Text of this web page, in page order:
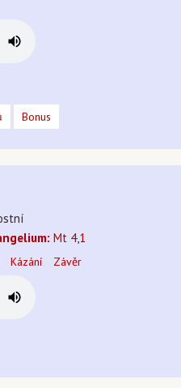
Bonus
Mt 4,1
Kázání Závěr